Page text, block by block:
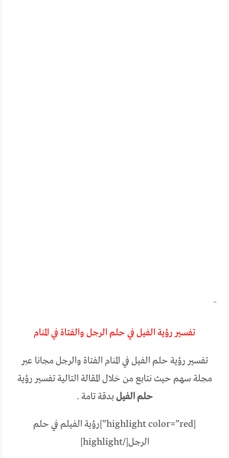
–
تفسير رؤية الفيل في حلم الرجل والفتاة في المنام
تفسير رؤية حلم الفيل في المنام الفتاة والرجل مجانا عبر
مجلة سهم حيث نتابع من خلال المقالة التالية تفسير رؤية
حلم الفيلبدقة تامة .
[highlight color=”red”]رؤية الفيلم في حلم
الرجل[/highlight]